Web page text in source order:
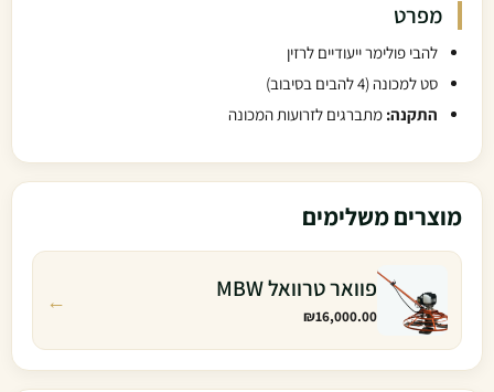
מפרט
להבי פולימר ייעודיים לרזין
סט למכונה (4 להבים בסיבוב)
התקנה: מתברגים לזרועות המכונה
מוצרים משלימים
פוואר טרוואל MBW
₪16,000.00
←